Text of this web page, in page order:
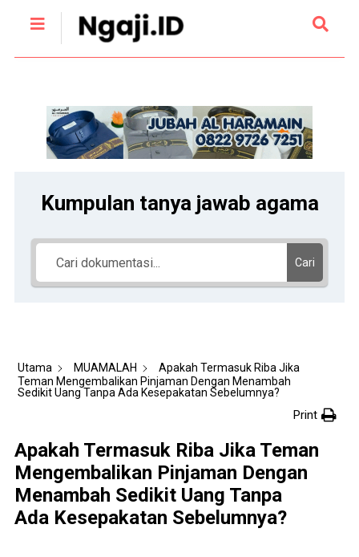
Kumpulan tanya jawab agama
Cari
Utama MUAMALAH
Apakah Termasuk Riba Jika
Teman Mengembalikan Pinjaman Dengan Menambah
Sedikit Uang Tanpa Ada Kesepakatan Sebelumnya?
Print
Apakah Termasuk Riba Jika Teman
Mengembalikan Pinjaman Dengan
Menambah Sedikit Uang Tanpa
Ada Kesepakatan Sebelumnya?